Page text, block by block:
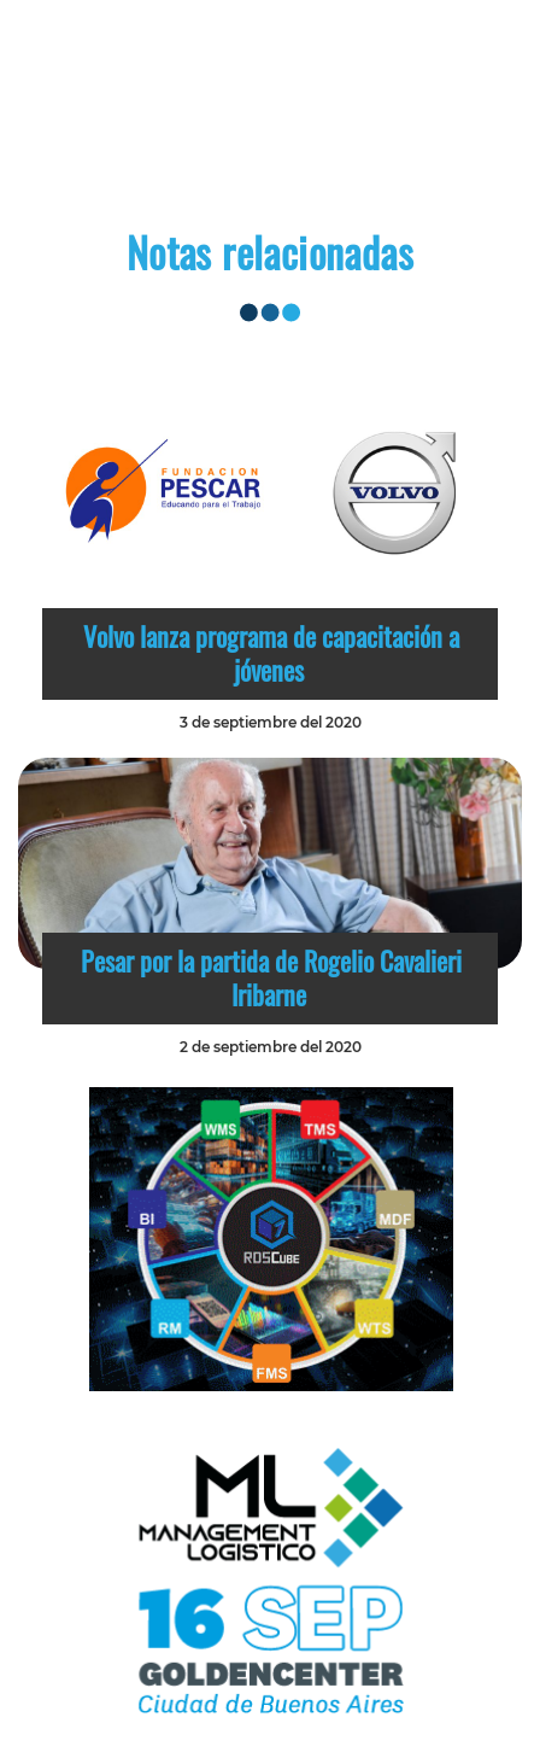
Notas relacionadas
Volvo lanza programa de capacitación a
jóvenes
3 de septiembre del 2020
Pesar por la partida de Rogelio Cavalieri
Iribarne
2 de septiembre del 2020